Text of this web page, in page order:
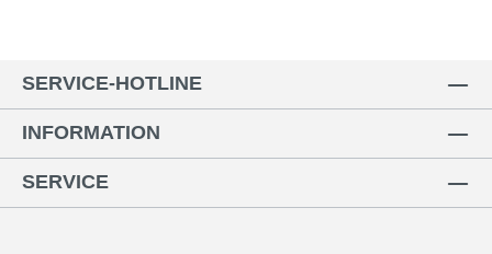
SERVICE-HOTLINE
INFORMATION
SERVICE